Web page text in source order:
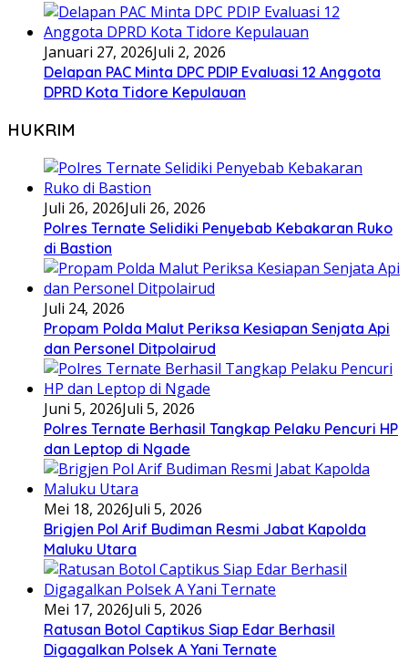
Januari 27, 2026Juli 2, 2026
Delapan PAC Minta DPC PDIP Evaluasi 12 Anggota
DPRD Kota Tidore Kepulauan
HUKRIM
Juli 26, 2026Juli 26, 2026
Polres Ternate Selidiki Penyebab Kebakaran Ruko
di Bastion
Juli 24, 2026
Propam Polda Malut Periksa Kesiapan Senjata Api
dan Personel Ditpolairud
Juni 5, 2026Juli 5, 2026
Polres Ternate Berhasil Tangkap Pelaku Pencuri HP
dan Leptop di Ngade
Mei 18, 2026Juli 5, 2026
Brigjen Pol Arif Budiman Resmi Jabat Kapolda
Maluku Utara
Mei 17, 2026Juli 5, 2026
Ratusan Botol Captikus Siap Edar Berhasil
Digagalkan Polsek A Yani Ternate